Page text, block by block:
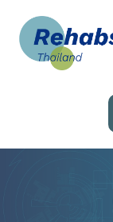
content